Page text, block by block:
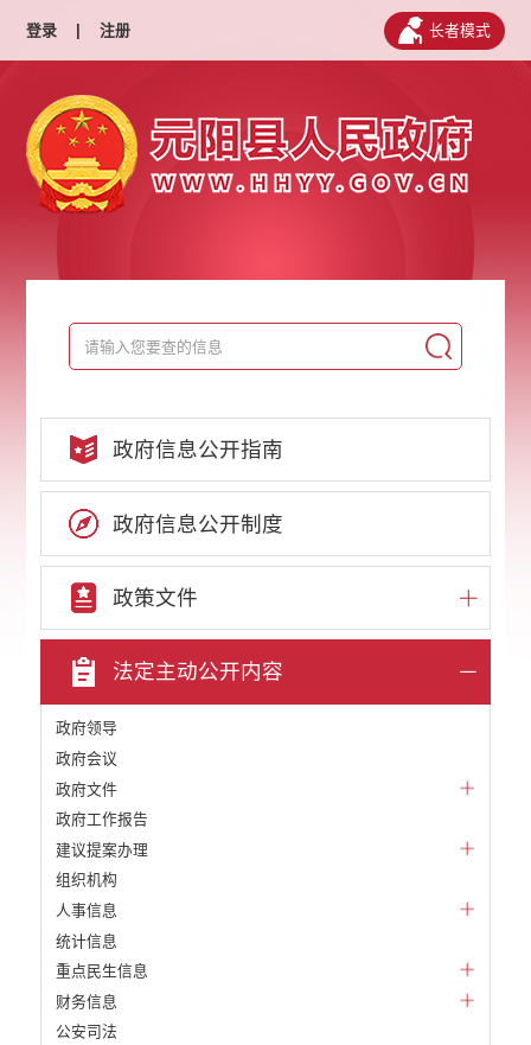
登录 | 注册 长者模式
政府信息公开指南
政府信息公开制度
政策文件
法定主动公开内容
政府领导
政府会议
政府文件
政府工作报告
建议提案办理
组织机构
人事信息
统计信息
重点民生信息
财务信息
公安司法